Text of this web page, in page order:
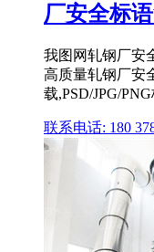
厂安全标
我图网轧钢厂安
高质量轧钢厂安
载,PSD/JPG/
联系电话: 180